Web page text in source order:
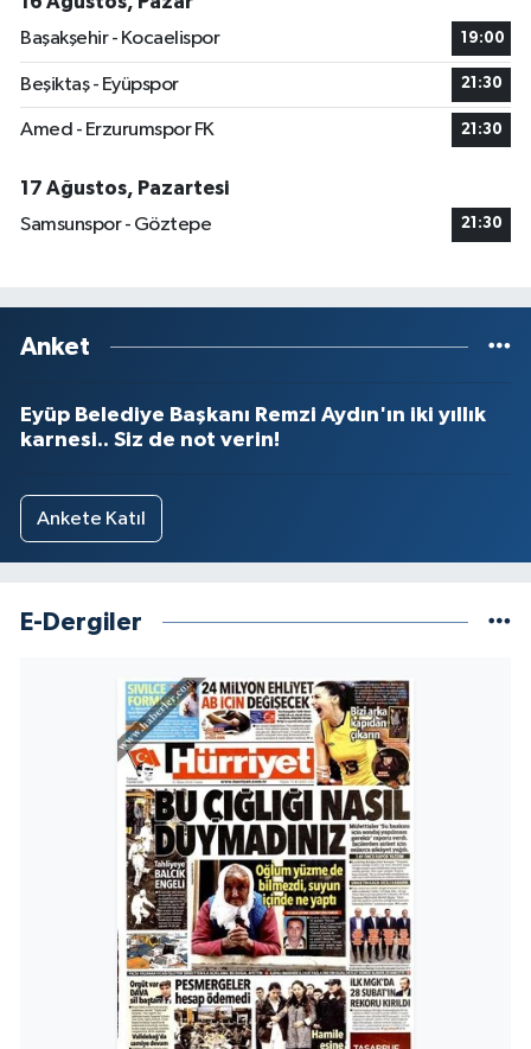
Başakşehir - Kocaelispor
19:00
Beşiktaş - Eyüpspor 21:30
Amed - Erzurumspor FK 21:30
17 Ağustos, Pazartesi
Samsunspor - Göztepe
21:30
Anket
Eyüp Belediye Başkanı Remzi Aydın'ın iki yıllık
karnesi.. Siz de not verin!
Ankete Katıl
E-Dergiler